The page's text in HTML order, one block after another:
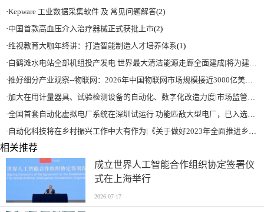
·Kepware 工业数据采集软件 及 常见问题解答(2)
·中国首款高血压介入治疗器械正式获批上市(2)
·维视教育大咖年终讲：打造智能制造人才培养体系(1)
·白鹤滩水电站全部机组投产发电 世界最大清洁能源走廊全面建成|将为建设新型能源体系、保障国家能源安全、实现“双碳”目标提供有力支撑
·推好细分产业观察--物联网：2026年中国物联网市场规模接近3000亿美元 智慧工厂、智慧城市、智慧电网等将占60%以上
·加大在用计量器具、试验检测设备的自动化、数字化改造力度|市场监管总局 工业和信息化部 关于促进企业计量能力提升的指导意见
·全国首套自动化虚拟电厂系统在深圳试运行 功能匹敌大型电厂，已入选国际典型案例
· 自动化科技将在乡村振兴工作中大有作为|《关于做好2023年全面推进乡村振兴重点工作的意见》发布
相关推荐
成立世界人工智能合作组织协定签署仪
式在上海举行
2026-07-17